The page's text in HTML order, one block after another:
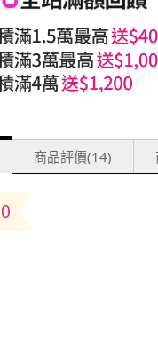
商品評價(14)